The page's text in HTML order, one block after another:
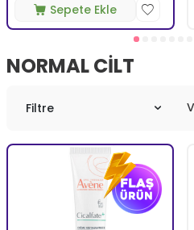
Sepete Ekle
NORMAL CILT
Filtre